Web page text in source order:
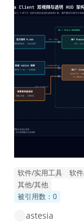
助下完成的。我主
低了跨技术栈开
常恢复和实战需求
户端只在
tu 24 及更新版本
软件/实用工具 软
其他/其他
被引用数：0
astesia